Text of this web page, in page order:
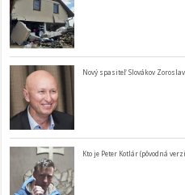
Nový spasiteľ Slovákov
Kto je Peter Kotlár (pôvodná